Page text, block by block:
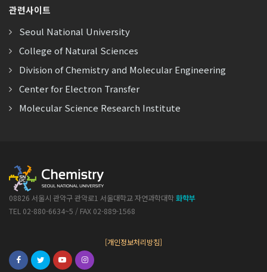
관련사이트
Seoul National University
College of Natural Sciences
Division of Chemistry and Molecular Engineering
Center for Electron Transfer
Molecular Science Research Institute
08826 서울시 관악구 관악로1 서울대학교 자연과학대학화학부
TEL 02-880-6634~5 / FAX 02-889-1568
[개인정보처리방침]